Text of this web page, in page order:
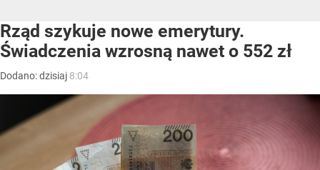
Rząd szykuje nowe emerytury.
Świadczenia wzrosną nawet o 552 zł
Dodano:dzisiaj 8:04